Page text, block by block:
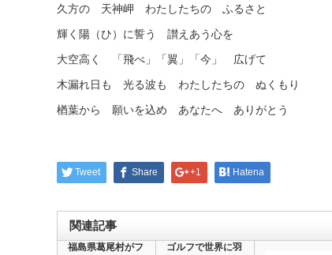
久方の 天神岬 わたしたちの ふるさと
輝く陽（ひ）に誓う 讃えあう心を
大空高く 「飛べ」「翼」「今」 広げて
木漏れ日も 光る波も わたしたちの ぬくもり
楢葉から 願いを込め あなたへ ありがとう
Tweet Share +1 Hatena
関連記事
福島県葛尾村がフ
ゴルフで世界に羽